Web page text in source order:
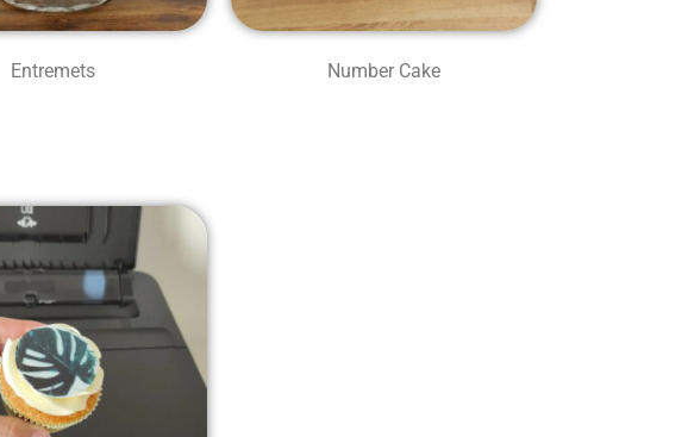
Entremets Number Cake